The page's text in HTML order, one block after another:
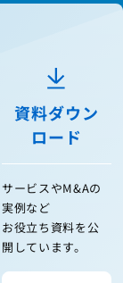
資料ダウン
ロード
サービスやM&Aの
実例など
お役立ち資料を公
開しています。